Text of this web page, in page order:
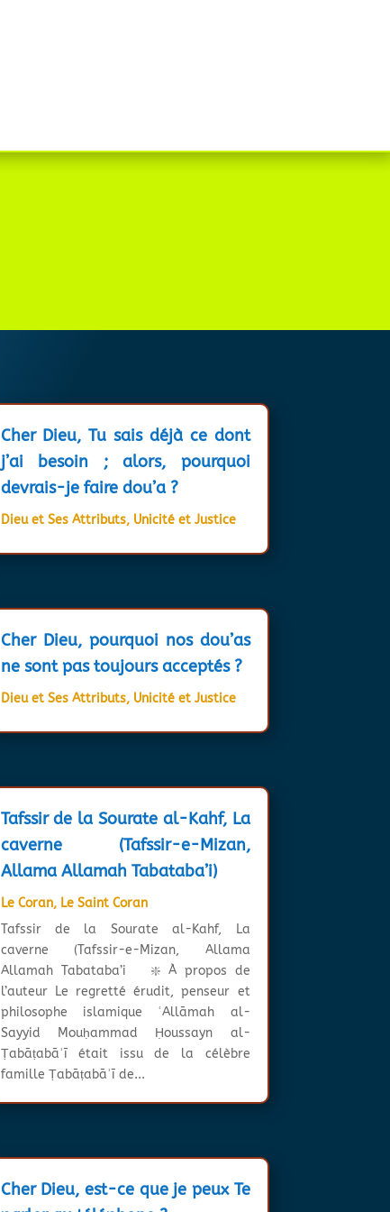
Cher Dieu, Tu sais déjà ce dont
j’ai besoin ; alors, pourquoi
devrais-je faire dou’a ?
Dieu et Ses Attributs, Unicité et Justice
Cher Dieu, pourquoi nos dou’as
ne sont pas toujours acceptés ?
Dieu et Ses Attributs, Unicité et Justice
Tafssir de la Sourate al-Kahf, La
caverne (Tafssir-e-Mizan,
Allama Allamah Tabataba’i)
Le Coran, Le Saint Coran
Tafssir de la Sourate al-Kahf, La
caverne (Tafssir-e-Mizan, Allama
Allamah Tabataba’i ❇️ À propos de
l’auteur Le regretté érudit, penseur et
philosophe islamique ʿAllāmah al-
Sayyid Mouḥammad Ḥoussayn al-
Ṭabāṭabāʾī était issu de la célèbre
famille Ṭabāṭabāʾī de...
Cher Dieu, est-ce que je peux Te